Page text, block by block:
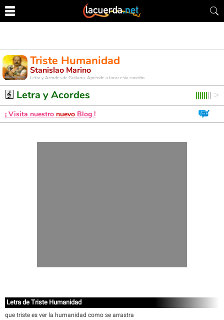
Triste Humanidad
Stanislao Marino
Letra y Acordes de Guitarra. Aprende a tocar esta canción
Letra y Acordes
¡ Visita nuestro nuevo Blog !
Letra de Triste Humanidad
que triste es ver la humanidad como se arrastra